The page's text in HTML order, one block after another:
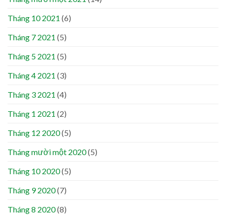
Tháng 10 2021 (6)
Tháng 7 2021 (5)
Tháng 5 2021 (5)
Tháng 4 2021 (3)
Tháng 3 2021 (4)
Tháng 1 2021 (2)
Tháng 12 2020(5)
Tháng mười một 2020(5)
Tháng 10 2020(5)
Tháng 9 2020(7)
Tháng 8 2020(8)